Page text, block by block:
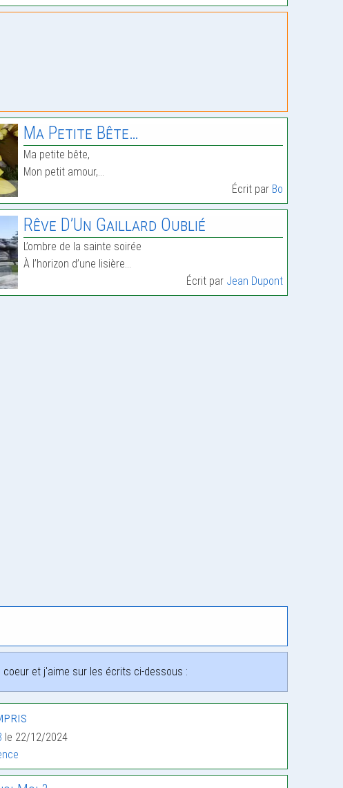
Ma Petite Bête…
Ma petite bête,
Mon petit amour,…
Écrit par Bo
Rêve D’Un Gaillard Oublié
L’ombre de la sainte soirée
À l’horizon d’une lisière…
Écrit par Jean Dupont
et j'aime sur les écrits ci-dessous :
le 22/12/2024